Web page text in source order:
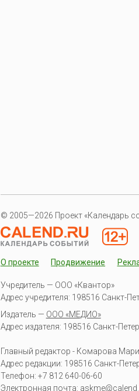
© 2005—2026 Проект «Календарь
О проекте Продвижение
Учредитель — ООО «Квантор»
Адрес учредителя: 198516 Санкт-
Издатель — ООО «МЕДИО»
Адрес издателя: 198516 Санкт-
Главный редактор - Комарова
Адрес редакции: 198516 Санкт-
Телефон: +7 812 640-06-60
Электронная почта: